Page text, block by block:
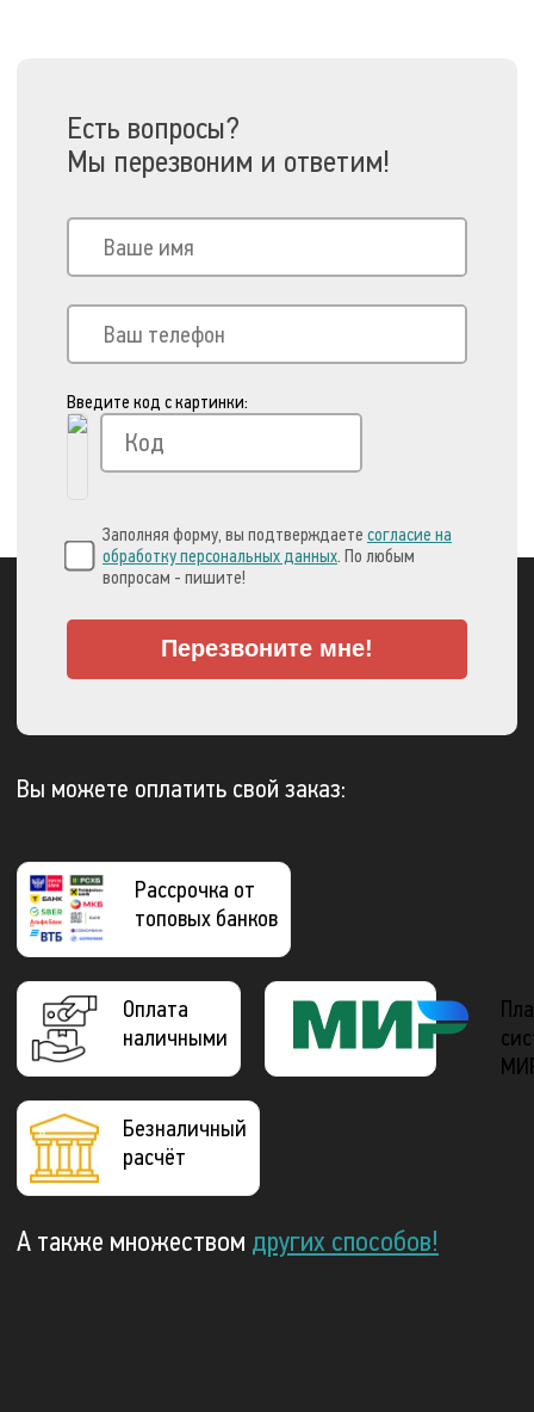
Есть вопросы?
Мы перезвоним и ответим!
Введите код с картинки:
Заполняя форму, вы подтверждаете согласие на
обработку персональных данных. По любым
вопросам - пишите!
Перезвоните мне!
Вы можете оплатить свой заказ:
Рассрочка от
топовых банков
Оплата
наличными
Безналичный
расчёт
А также множеством других способов!